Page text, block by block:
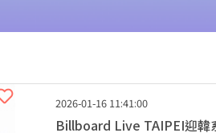
2026-01-16 11:41:00
Billboard Live TAIPEI迎韓